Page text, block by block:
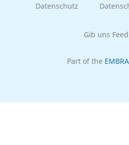
Datenschutz
Gib uns
Part of the